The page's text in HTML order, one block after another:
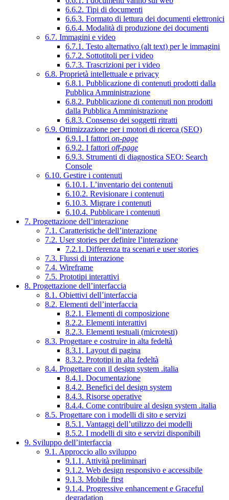
6.6.2. Tipi di documenti
6.6.3. Formato di lettura dei documenti elettronici
6.6.4. Modalità di produzione dei documenti
6.7. Immagini e video
6.7.1. Testo alternativo (alt text) per le immagini
6.7.2. Sottotitoli per i video
6.7.3. Trascrizioni per i video
6.8. Proprietà intellettuale e privacy
6.8.1. Pubblicazione di contenuti prodotti dalla
Pubblica Amministrazione
6.8.2. Pubblicazione di contenuti non prodotti
dalla Pubblica Amministrazione
6.8.3. Consenso dei soggetti ritratti
6.9. Ottimizzazione per i motori di ricerca (SEO)
6.9.1. I fattori on-page
6.9.2. I fattori off-page
6.9.3. Strumenti di diagnostica SEO: Search
Console
6.10. Gestire i contenuti
6.10.1. L’inventario dei contenuti
6.10.2. Revisionare i contenuti
6.10.3. Migrare i contenuti
6.10.4. Pubblicare i contenuti
7. Progettazione dell’interazione
7.1. Caratteristiche dell’interazione
7.2. User stories per definire l’interazione
7.2.1. Differenza tra scenari e user stories
7.3. Flussi di interazione
7.4. Wireframe
7.5. Prototipi interattivi
8. Progettazione dell’interfaccia
8.1. Obiettivi dell’interfaccia
8.2. Elementi dell’interfaccia
8.2.1. Elementi di composizione
8.2.2. Elementi interattivi
8.2.3. Elementi testuali (microtesti)
8.3. Progettare e costruire in alta fedeltà
8.3.1. Layout di pagina
8.3.2. Prototipi in alta fedeltà
8.4. Progettare con il design system .italia
8.4.1. Documentazione
8.4.2. Benefici del design system
8.4.3. Risorse operative
8.4.4. Come contribuire al design system .italia
8.5. Progettare con i modelli di sito e servizi
8.5.1. Vantaggi dell’utilizzo dei modelli
8.5.2. I modelli di sito e servizi disponibili
9. Sviluppo dell’interfaccia
9.1. Approccio allo sviluppo
9.1.1. Attività preliminari
9.1.2. Web design responsivo e accessibile
9.1.3. Mobile first
9.1.4. Progressive enhancement e Graceful
degradation